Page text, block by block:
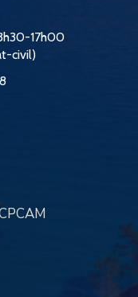
17h00
civil)